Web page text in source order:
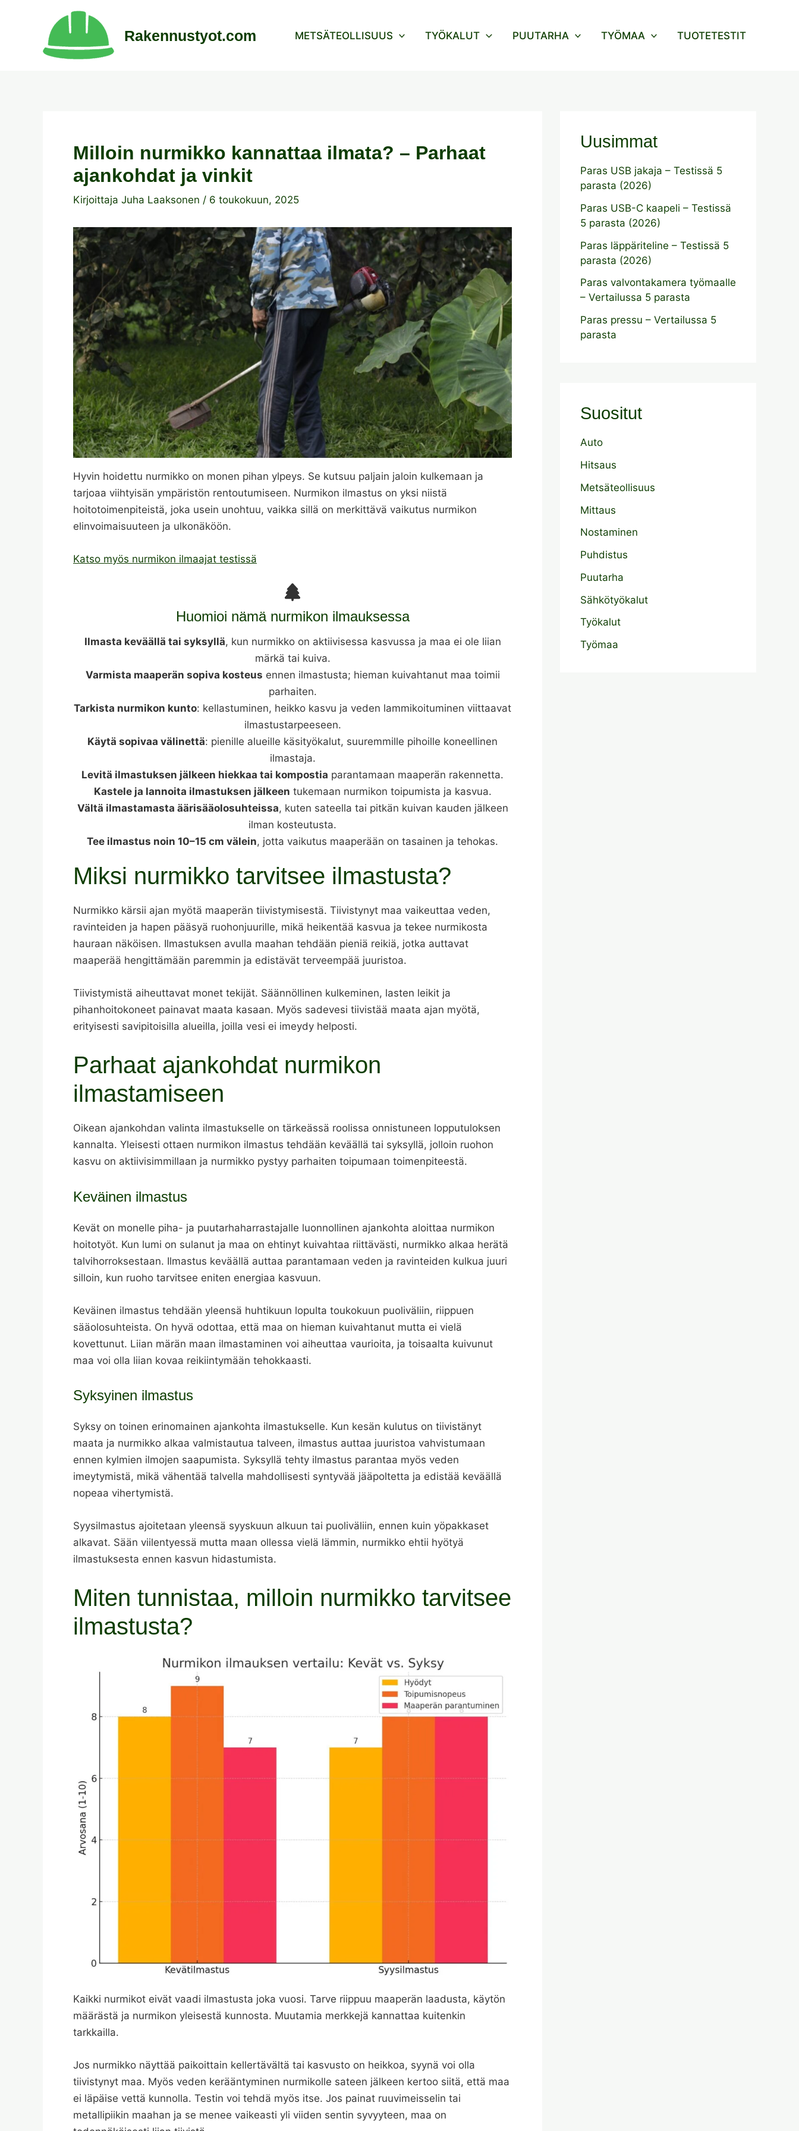
Rakennustyot.com METSÄTEOLLISUUS TYÖKALUT PUUTARHA TYÖMAA TUOTETESTIT
Milloin nurmikko kannattaa ilmata? – Parhaat
ajankohdat ja vinkit
Kirjoittaja Juha Laaksonen / 6 toukokuun, 2025
Hyvin hoidettu nurmikko on monen pihan ylpeys. Se kutsuu paljain jaloin kulkemaan ja
tarjoaa viihtyisän ympäristön rentoutumiseen. Nurmikon ilmastus on yksi niistä
hoitotoimenpiteistä, joka usein unohtuu, vaikka sillä on merkittävä vaikutus nurmikon
elinvoimaisuuteen ja ulkonäköön.
Katso myös nurmikon ilmaajat testissä
Huomioi nämä nurmikon ilmauksessa
Ilmasta keväällä tai syksyllä, kun nurmikko on aktiivisessa kasvussa ja maa ei ole liian
märkä tai kuiva.
Varmista maaperän sopiva kosteus ennen ilmastusta; hieman kuivahtanut maa toimii
parhaiten.
Tarkista nurmikon kunto: kellastuminen, heikko kasvu ja veden lammikoituminen viittaavat
ilmastustarpeeseen.
Käytä sopivaa välinettä: pienille alueille käsityökalut, suuremmille pihoille koneellinen
ilmastaja.
Levitä ilmastuksen jälkeen hiekkaa tai kompostia parantamaan maaperän rakennetta.
Kastele ja lannoita ilmastuksen jälkeen tukemaan nurmikon toipumista ja kasvua.
Vältä ilmastamasta äärisääolosuhteissa, kuten sateella tai pitkän kuivan kauden jälkeen
ilman kosteutusta.
Tee ilmastus noin 10–15 cm välein, jotta vaikutus maaperään on tasainen ja tehokas.
Miksi nurmikko tarvitsee ilmastusta?
Nurmikko kärsii ajan myötä maaperän tiivistymisestä. Tiivistynyt maa vaikeuttaa veden,
ravinteiden ja hapen pääsyä ruohonjuurille, mikä heikentää kasvua ja tekee nurmikosta
hauraan näköisen. Ilmastuksen avulla maahan tehdään pieniä reikiä, jotka auttavat
maaperää hengittämään paremmin ja edistävät terveempää juuristoa.
Tiivistymistä aiheuttavat monet tekijät. Säännöllinen kulkeminen, lasten leikit ja
pihanhoitokoneet painavat maata kasaan. Myös sadevesi tiivistää maata ajan myötä,
erityisesti savipitoisilla alueilla, joilla vesi ei imeydy helposti.
Parhaat ajankohdat nurmikon
ilmastamiseen
Oikean ajankohdan valinta ilmastukselle on tärkeässä roolissa onnistuneen lopputuloksen
kannalta. Yleisesti ottaen nurmikon ilmastus tehdään keväällä tai syksyllä, jolloin ruohon
kasvu on aktiivisimmillaan ja nurmikko pystyy parhaiten toipumaan toimenpiteestä.
Keväinen ilmastus
Kevät on monelle piha- ja puutarhaharrastajalle luonnollinen ajankohta aloittaa nurmikon
hoitotyöt. Kun lumi on sulanut ja maa on ehtinyt kuivahtaa riittävästi, nurmikko alkaa herätä
talvihorroksestaan. Ilmastus keväällä auttaa parantamaan veden ja ravinteiden kulkua juuri
silloin, kun ruoho tarvitsee eniten energiaa kasvuun.
Keväinen ilmastus tehdään yleensä huhtikuun lopulta toukokuun puoliväliin, riippuen
sääolosuhteista. On hyvä odottaa, että maa on hieman kuivahtanut mutta ei vielä
kovettunut. Liian märän maan ilmastaminen voi aiheuttaa vaurioita, ja toisaalta kuivunut
maa voi olla liian kovaa reikiintymään tehokkaasti.
Syksyinen ilmastus
Syksy on toinen erinomainen ajankohta ilmastukselle. Kun kesän kulutus on tiivistänyt
maata ja nurmikko alkaa valmistautua talveen, ilmastus auttaa juuristoa vahvistumaan
ennen kylmien ilmojen saapumista. Syksyllä tehty ilmastus parantaa myös veden
imeytymistä, mikä vähentää talvella mahdollisesti syntyvää jääpoltetta ja edistää keväällä
nopeaa vihertymistä.
Syysilmastus ajoitetaan yleensä syyskuun alkuun tai puoliväliin, ennen kuin yöpakkaset
alkavat. Sään viilentyessä mutta maan ollessa vielä lämmin, nurmikko ehtii hyötyä
ilmastuksesta ennen kasvun hidastumista.
Miten tunnistaa, milloin nurmikko tarvitsee
ilmastusta?
Kaikki nurmikot eivät vaadi ilmastusta joka vuosi. Tarve riippuu maaperän laadusta, käytön
määrästä ja nurmikon yleisestä kunnosta. Muutamia merkkejä kannattaa kuitenkin
tarkkailla.
Jos nurmikko näyttää paikoittain kellertävältä tai kasvusto on heikkoa, syynä voi olla
tiivistynyt maa. Myös veden kerääntyminen nurmikolle sateen jälkeen kertoo siitä, että maa
ei läpäise vettä kunnolla. Testin voi tehdä myös itse. Jos painat ruuvimeisselin tai
metallipiikin maahan ja se menee vaikeasti yli viiden sentin syvyyteen, maa on
Uusimmat
Paras USB jakaja – Testissä 5
parasta (2026)
Paras USB-C kaapeli – Testissä
5 parasta (2026)
Paras läppäriteline – Testissä 5
parasta (2026)
Paras valvontakamera työmaalle
– Vertailussa 5 parasta
Paras pressu – Vertailussa 5
parasta
Suositut
Auto
Hitsaus
Metsäteollisuus
Mittaus
Nostaminen
Puhdistus
Puutarha
Sähkötyökalut
Työkalut
Työmaa